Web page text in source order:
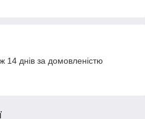
14 днів за домовленістю